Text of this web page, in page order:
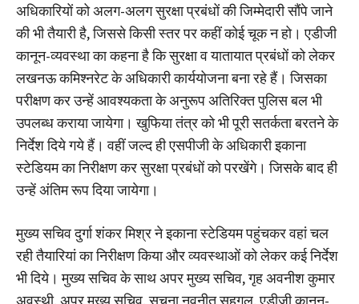
अधिकारियों को अलग-अलग सुरक्षा प्रबंधों की जिम्मेदारी सौंपे जाने
की भी तैयारी है, जिससे किसी स्तर पर कहीं कोई चूक न हो। एडीजी
कानून-व्यवस्था का कहना है कि सुरक्षा व यातायात प्रबंधों को लेकर
लखनऊ कमिश्नरेट के अधिकारी कार्ययोजना बना रहे हैं। जिसका
परीक्षण कर उन्हें आवश्यकता के अनुरूप अतिरिक्त पुलिस बल भी
उपलब्ध कराया जायेगा। खुफिया तंत्र को भी पूरी सतर्कता बरतने के
निर्देश दिये गये हैं। वहीं जल्द ही एसपीजी के अधिकारी इकाना
स्टेडियम का निरीक्षण कर सुरक्षा प्रबंधों को परखेंगे। जिसके बाद ही
उन्हें अंतिम रूप दिया जायेगा।
मुख्य सचिव दुर्गा शंकर मिश्र ने इकाना स्टेडियम पहुंचकर वहां चल
रही तैयारियां का निरीक्षण किया और व्यवस्थाओं को लेकर कई निर्देश
भी दिये। मुख्य सचिव के साथ अपर मुख्य सचिव, गृह अवनीश कुमार